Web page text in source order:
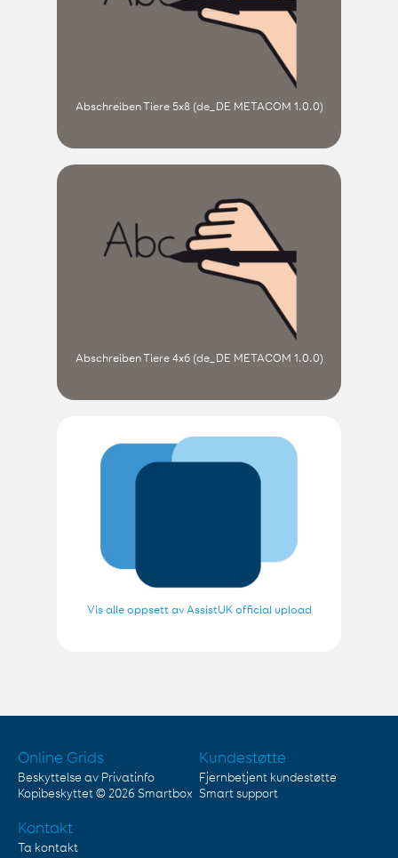
Abschreiben Tiere 5x8 (de_DE METACOM 1.0.0)
Abschreiben Tiere 4x6 (de_DE METACOM 1.0.0)
Vis alle oppsett av AssistUK official upload
Online Grids
Beskyttelse av Privatinfo
Kopibeskyttet © 2026 Smartbox
Kundestøtte
Fjernbetjent kundestøtte
Smart support
Kontakt
Ta kontakt